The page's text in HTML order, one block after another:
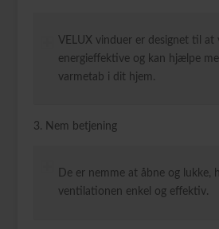
VELUX vinduer er designet til at
energieffektive og kan hjælpe
varmetab i dit hjem.
3. Nem betjening
De er nemme at åbne og lukke,
ventilationen enkel og effektiv.